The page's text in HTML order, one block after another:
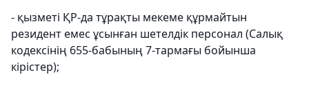
- қызметі ҚР-да тұрақты мекеме құрмайтын
резидент емес ұсынған шетелдік персонал (Салық
кодексінің 655-бабының 7-тармағы бойынша
кірістер);